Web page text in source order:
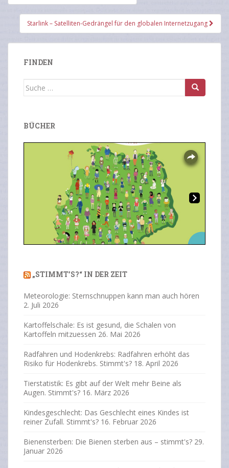
Starlink – Satelliten-Gedrängel für den globalen Internetzugang
FINDEN
Suche
BÜCHER
Overlays
„STIMMT’S?“ IN DER ZEIT
Meteorologie: Sternschnuppen kann man auch hören
2. Juli 2026
Kartoffelschale: Es ist gesund, die Schalen von
Kartoffeln mitzuessen 26. Mai 2026
Radfahren und Hodenkrebs: Radfahren erhöht das
Risiko für Hodenkrebs. Stimmt's? 18. April 2026
Tierstatistik: Es gibt auf der Welt mehr Beine als
Augen. Stimmt's? 16. März 2026
Kindesgeschlecht: Das Geschlecht eines Kindes ist
reiner Zufall. Stimmt's? 16. Februar 2026
Bienensterben: Die Bienen sterben aus – stimmt's? 29.
Januar 2026